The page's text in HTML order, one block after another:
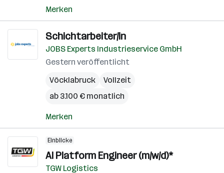
Merken
Schichtarbeiter/in
JOBS Experts Industrieservice GmbH
Gestern veröffentlicht
Vöcklabruck
Vollzeit
ab 3.100 € monatlich
Merken
Einblicke
AI Platform Engineer (m/w/d)*
TGW Logistics